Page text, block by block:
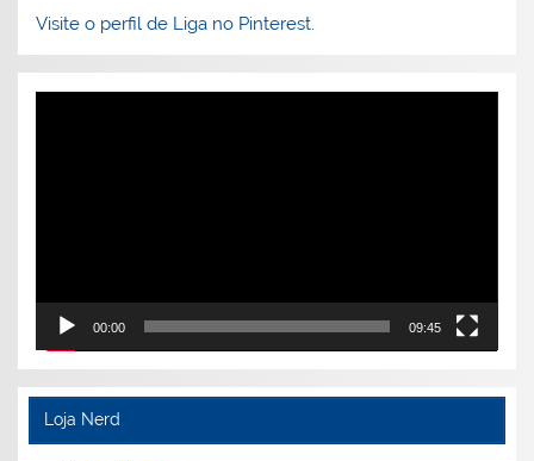
Visite o perfil de Liga no Pinterest.
Tocador
00:00 09:45
Loja Nerd